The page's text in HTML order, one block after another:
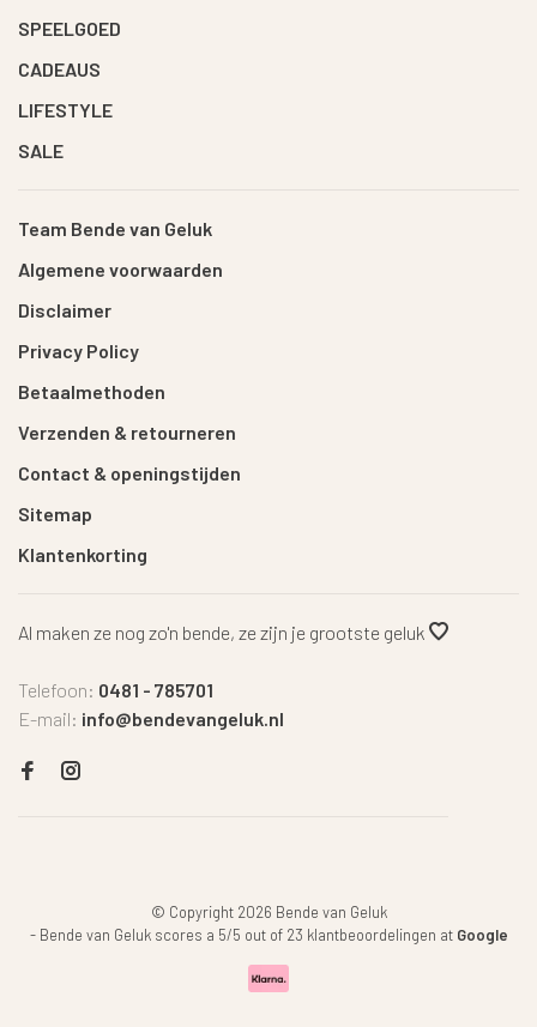
SPEELGOED
CADEAUS
LIFESTYLE
SALE
Team Bende van Geluk
Algemene voorwaarden
Disclaimer
Privacy Policy
Betaalmethoden
Verzenden & retourneren
Contact & openingstijden
Sitemap
Klantenkorting
Al maken ze nog zo'n bende, ze zijn je grootste geluk
Telefoon: 0481 - 785701
E-mail: info@bendevangeluk.nl
© Copyright 2026 Bende van Geluk
- Bende van Geluk scores a 5/5 out of 23 klantbeoordelingen at Google